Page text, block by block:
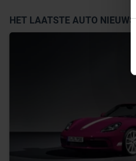
HET LAATSTE AUTO NIEUWS